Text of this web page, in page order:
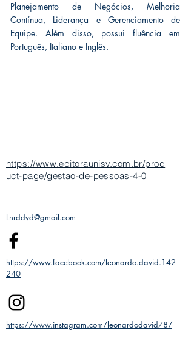
Planejamento de Negócios, Melhoria
Contínua, Liderança e Gerenciamento de
Equipe. Além disso, possui fluência em
Português, Italiano e Inglês.
https://www.editoraunisv.com.br/prod
uct-page/gestao-de-pessoas-4-0
Lnrddvd@gmail.com
https://www.facebook.com/leonardo.david.142
240
https://www.instagram.com/leonardodavid78/